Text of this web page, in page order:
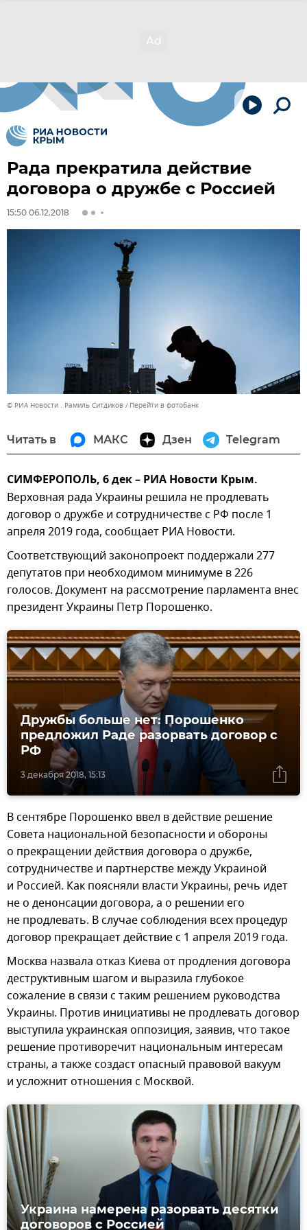
Рада прекратила действие
договора о дружбе с Россией
15:50 06.12.2018
© РИА Новости . Рамиль Ситдиков Перейти в фотобанк
Читать в МАКС Дзен Telegram
СИМФЕРОПОЛЬ, 6 дек – РИА Новости Крым.
Верховная рада Украины решила не продлевать
договор о дружбе и сотрудничестве с РФ после 1
апреля 2019 года, сообщает РИА Новости.
Соответствующий законопроект поддержали 277
депутатов при необходимом минимуме в 226
голосов. Документ на рассмотрение парламента внес
президент Украины Петр Порошенко.
3 декабря 2018, 15:13
Дружбы больше нет: Порошенко
предложил Раде разорвать договор с
РФ
В сентябре Порошенко ввел в действие решение
Совета национальной безопасности и обороны
о прекращении действия договора о дружбе,
сотрудничестве и партнерстве между Украиной
и Россией. Как поясняли власти Украины, речь идет
не о денонсации договора, а о решении его
не продлевать. В случае соблюдения всех процедур
договор прекращает действие с 1 апреля 2019 года.
Москва назвала отказ Киева от продления договора
деструктивным шагом и выразила глубокое
сожаление в связи с таким решением руководства
Украины. Против инициативы не продлевать договор
выступила украинская оппозиция, заявив, что такое
решение противоречит национальным интересам
страны, а также создаст опасный правовой вакуум
и усложнит отношения с Москвой.
Украина намерена разорвать десятки
договоров с Россией